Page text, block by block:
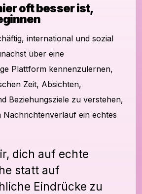
oft besser ist,
international und sozial
über eine
Plattform kennenzulernen,
Zeit, Absichten,
Beziehungsziele zu verstehen,
Nachrichtenverlauf ein echtes
dich auf echte
statt auf
Eindrücke zu